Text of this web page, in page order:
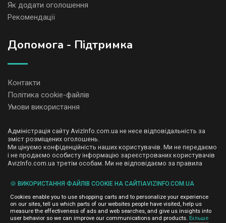
Як додати оголошення
Рекомендації
Допомога - Підтримка
Контакти
Політика cookie-файлів
Умови використання
Адміністрація сайту AvizInfo.com.ua не несе відповідальність за
зміст розміщених оголошень.
Ми цінуємо конфіденційність наших користувачів. Ми не передаємо
і не продаємо особисту інформацію зареєстрованих користувачів
AvizInfo.com.ua третім особам. Ми не відповідаємо за правила
деяких сторінках нашого сайту представлена реклама Google
Adsense Advertising Network. Щоб дізнатися детальніше про
правила конфіденційності Googleнатисніть тут.
🍪 ВИКОРИСТАННЯ ФАЙЛІВ COOKIE НА САЙТІAVIZINFO.COM.UA
Cookies enable you to use shopping carts and to personalize your experience
on our sites, tell us which parts of our websites people have visited, help us
measure the effectiveness of ads and web searches, and give us insights into
user behavior so we can improve our communications and products. Більше